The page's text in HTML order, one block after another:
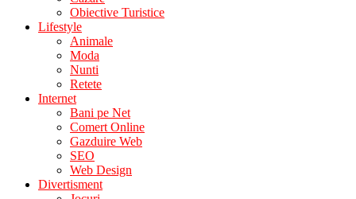
Obiective Turistice
Lifestyle
Animale
Moda
Nunti
Retete
Internet
Bani pe Net
Comert Online
Gazduire Web
SEO
Web Design
Divertisment